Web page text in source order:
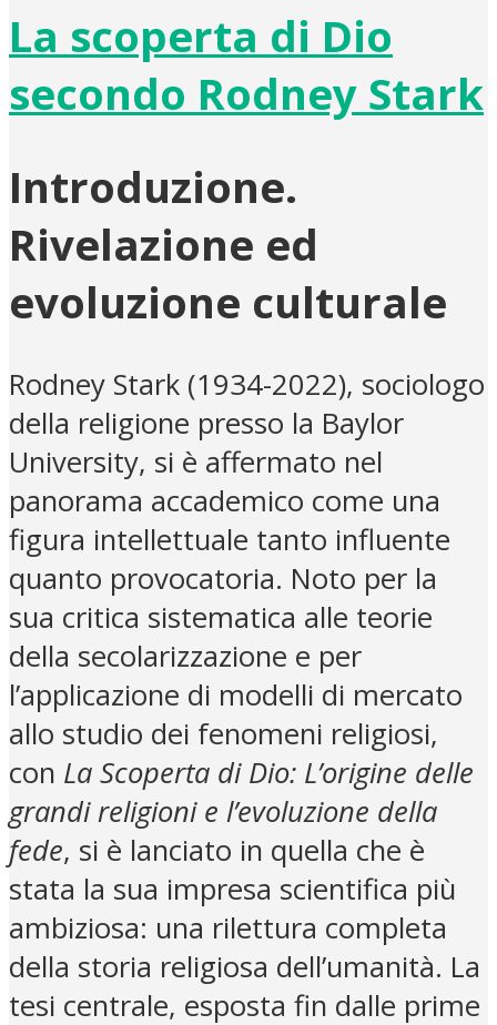
La scoperta di Dio
secondo Rodney Stark
Introduzione.
Rivelazione ed
evoluzione culturale
Rodney Stark (1934-2022), sociologo
della religione presso la Baylor
University, si è affermato nel
panorama accademico come una
figura intellettuale tanto influente
quanto provocatoria. Noto per la
sua critica sistematica alle teorie
della secolarizzazione e per
l’applicazione di modelli di mercato
allo studio dei fenomeni religiosi,
con La Scoperta di Dio: L’origine delle
grandi religioni e l’evoluzione della
fede, si è lanciato in quella che è
stata la sua impresa scientifica più
ambiziosa: una rilettura completa
della storia religiosa dell’umanità. La
tesi centrale, esposta fin dalle prime